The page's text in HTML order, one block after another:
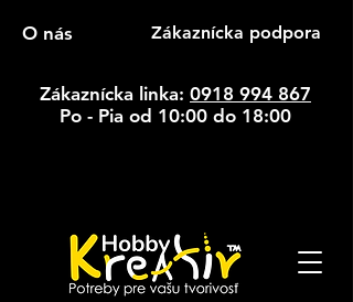
O nás Zákaznícka podpora
Zákaznícka linka: 0918 994 867
Po - Pia od 10:00 do 18:00